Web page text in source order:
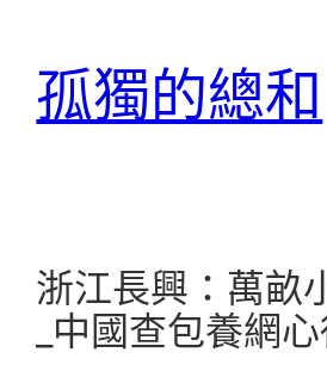
孤獨的總和
浙江長興：萬畝
_中國查包養網